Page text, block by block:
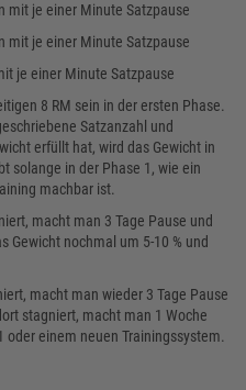
mit je einer Minute Satzpause
mit je einer Minute Satzpause
je einer Minute Satzpause
8 RM sein in der ersten Phase.
Satzanzahl und
erfüllt hat, wird das Gewicht in
solange in der Phase 1, wie ein
machbar ist.
macht man 3 Tage Pause und
Gewicht nochmal um 5-10 % und
macht man wieder 3 Tage Pause
stagniert, macht man 1 Woche
einem neuen Trainingssystem.